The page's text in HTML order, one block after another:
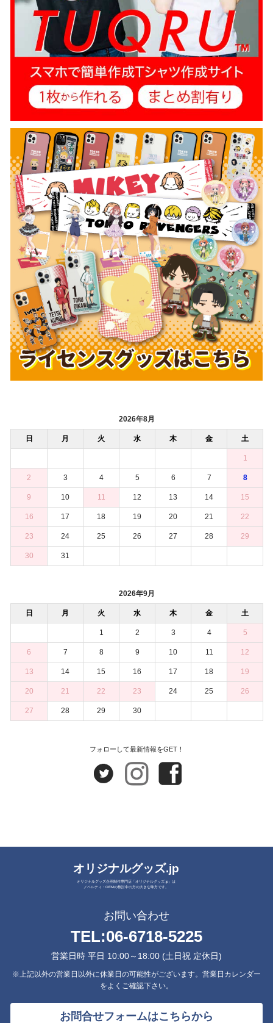
2026年8月
日 月 火 水 木 金 土
1
2 3 4 5 6 7 8
9 10 11 12 13 14 15
16 17 18 19 20 21 22
23 24 25 26 27 28 29
30 31
2026年9月
日 月 火 水 木 金 土
1 2 3 4 5
6 7 8 9 10 11 12
13 14 15 16 17 18 19
20 21 22 23 24 25 26
27 28 29 30
フォローして最新情報をGET！
オリジナルグッズ.jp
オリジナルグッズ企画制作専門店「オリジナルグッズ.jp」は
ノベルティ・OEMの検討中の方の大きな味方です。
お問い合わせ
TEL:06-6718-5225
営業日時 平日 10:00～18:00 (土日祝 定休日)
※上記以外の営業日以外に休業日の可能性がございます。営業日カレンダー
をよくご確認下さい。
お問合せフォームはこちらから